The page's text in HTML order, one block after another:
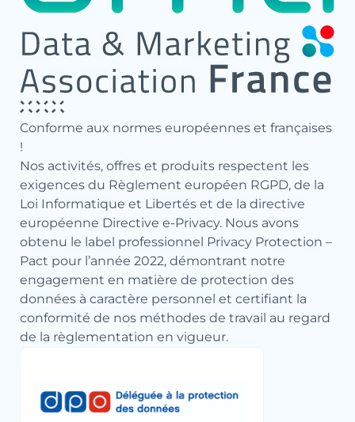
Conforme aux normes européennes et françaises
!
Nos activités, offres et produits respectent les
exigences du Règlement européen RGPD, de la
Loi Informatique et Libertés et de la directive
européenne Directive e-Privacy. Nous avons
obtenu le label professionnel Privacy Protection –
Pact pour l’année 2022, démontrant notre
engagement en matière de protection des
données à caractère personnel et certifiant la
conformité de nos méthodes de travail au regard
de la règlementation en vigueur.